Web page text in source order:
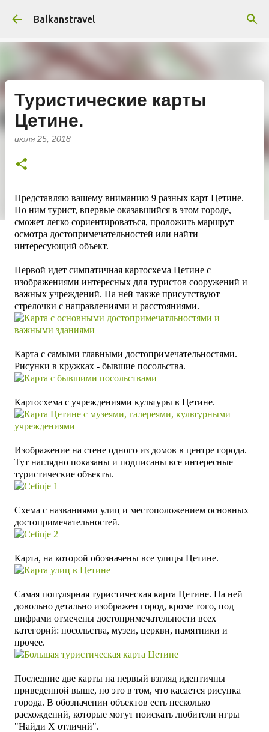
К основному контенту
Balkanstravel
Туристические карты
Цетине.
июля 25, 2018
Представляю вашему вниманию 9 разных карт Цетине.
По ним турист, впервые оказавшийся в этом городе,
сможет легко сориентироваться, проложить маршрут
осмотра достопримечательностей или найти
интересующий объект.
Первой идет симпатичная картосхема Цетине с
изображениями интересных для туристов сооружений и
важных учреждений. На ней также присутствуют
стрелочки с направлениями и расстояниями.
Карта с самыми главными достопримечательностями.
Рисунки в кружках - бывшие посольства.
Картосхема с учреждениями культуры в Цетине.
Изображение на стене одного из домов в центре города.
Тут наглядно показаны и подписаны все интересные
туристические объекты.
Схема с названиями улиц и местоположением основных
достопримечательностей.
Карта, на которой обозначены все улицы Цетине.
Самая популярная туристическая карта Цетине. На ней
довольно детально изображен город, кроме того, под
цифрами отмечены достопримечательности всех
категорий: посольства, музеи, церкви, памятники и
прочее.
Последние две карты на первый взгляд идентичны
приведенной выше, но это в том, что касается рисунка
города. В обозначении объектов есть несколько
расхождений, которые могут поискать любители игры
"Найди X отличий".